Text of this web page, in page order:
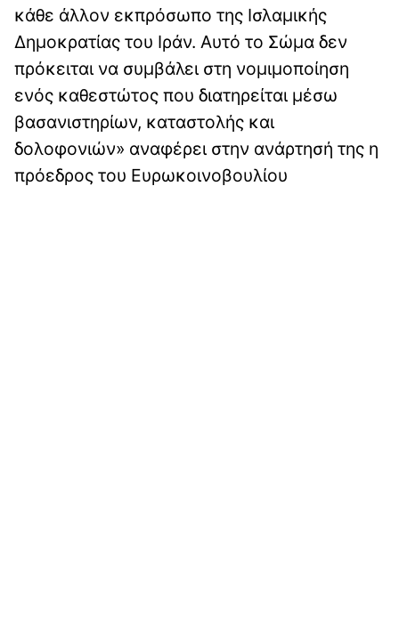
κάθε άλλον εκπρόσωπο της Ισλαμικής
Δημοκρατίας του Ιράν. Αυτό το Σώμα δεν
πρόκειται να συμβάλει στη νομιμοποίηση
ενός καθεστώτος που διατηρείται μέσω
βασανιστηρίων, καταστολής και
δολοφονιών» αναφέρει στην ανάρτησή της η
πρόεδρος του Ευρωκοινοβουλίου